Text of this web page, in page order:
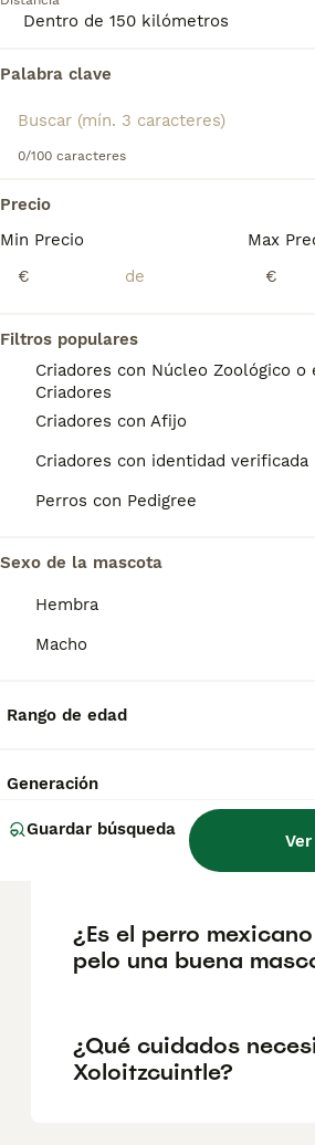
Palabra clave
0/100 caracteres
Precio
Min Precio
€
Max
€
Filtros populares
Criadores con Núcleo Zoológico o
Criadores
Criadores con Afijo
Criadores con identidad verificada
Perros con Pedigree
Sexo de la mascota
Hembra
Macho
Rango de edad
Generación
Guardar búsqueda
ideal para personas con alergias. A
inusual, es un compañero afectuoso
Encontramos 0
Cádiz.
Si deseas exactamente esta
¿Cuánto vale un
Xoloitzcuintle original?
El coste de adquisición de esta
reputación del criador y la
salud y el bienestar de los
de comprometerse siempre es
¿Cuánto vale un perro
¿Es agresivo el
Xoloitzcuintle?
¿Es el perro
pelo una buena
¿Qué cuidados
Xoloitzcuintle?